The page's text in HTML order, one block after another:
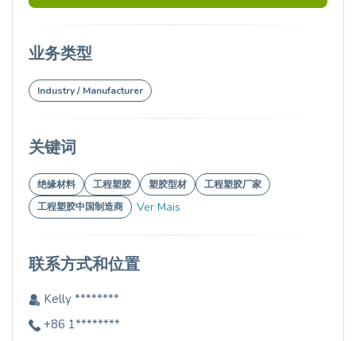
业务类型
Industry / Manufacturer
关键词
绝缘材料 工程塑胶 塑胶型材
工程塑胶厂家
工程塑胶中国制造商
Ver Mais
联系方式和位置
Kelly ********
+86 1********